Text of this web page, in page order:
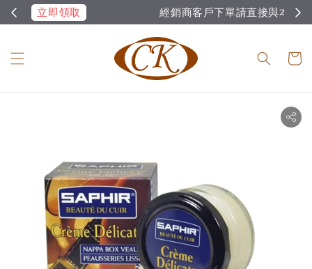
經銷商客戶下單請直接與本公司聯絡！